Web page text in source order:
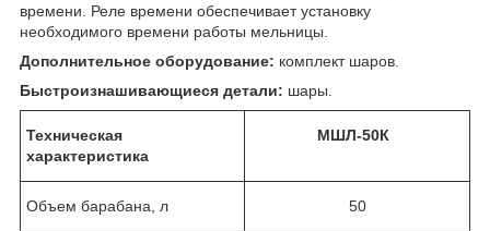
времени. Реле времени обеспечивает установку
необходимого времени работы мельницы.
Дополнительное оборудование: комплект шаров.
Быстроизнашивающиеся детали: шары.
Техническая
характеристика
МШЛ-50К
Объем барабана, л 50